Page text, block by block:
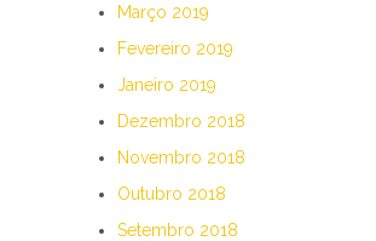
Março 2019
Fevereiro 2019
Janeiro 2019
Dezembro 2018
Novembro 2018
Outubro 2018
Setembro 2018